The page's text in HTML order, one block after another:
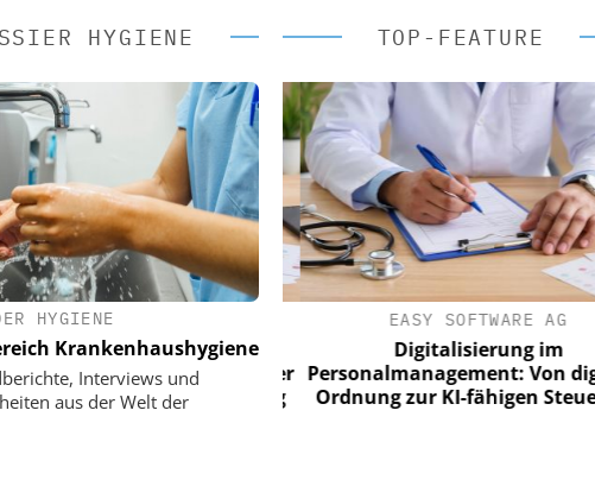
HYGIENE
HYGIENE
Krankenhaushygiene
Interviews und
aus der Welt der
TOP-FEATURE
EASY SOFTWARE AG
Digitalisierung im
Von digitaler
zur KI-fähigen Steuerung
EASY SOFTWARE AG
Digitalisierung im
Personalmanagement: Von
Ordnung zur KI-fähigen